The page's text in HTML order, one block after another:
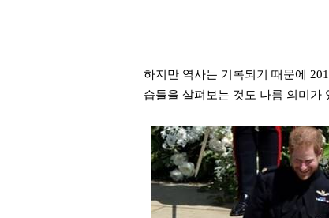
하지만 역사는 기록되기 때문에
습들을 살펴보는 것도 나름 의미가